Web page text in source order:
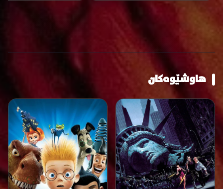
هاوشێوەکان